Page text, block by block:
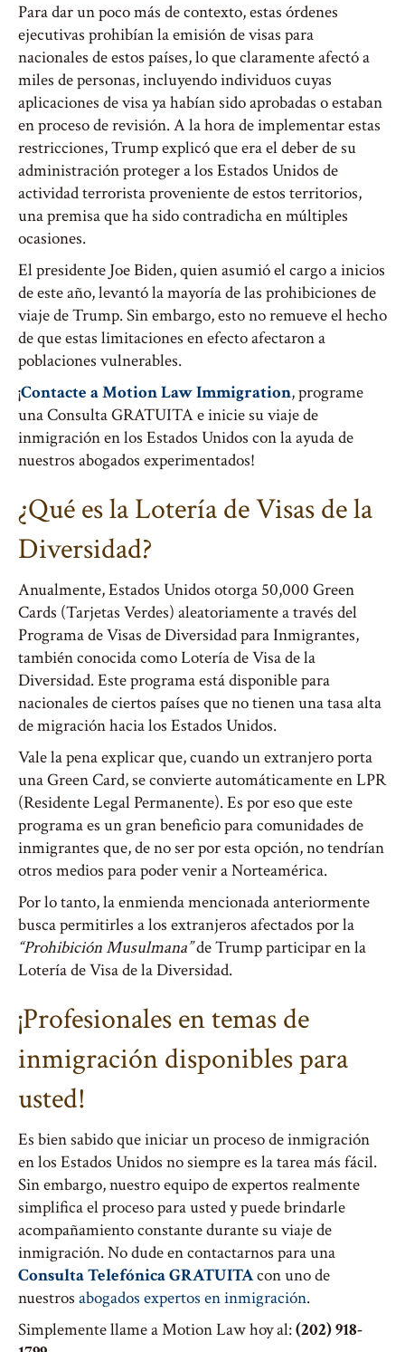
Para dar un poco más de contexto, estas órdenes
ejecutivas prohibían la emisión de visas para
nacionales de estos países, lo que claramente afectó a
miles de personas, incluyendo individuos cuyas
aplicaciones de visa ya habían sido aprobadas o estaban
en proceso de revisión. A la hora de implementar estas
restricciones, Trump explicó que era el deber de su
administración proteger a los Estados Unidos de
actividad terrorista proveniente de estos territorios,
una premisa que ha sido contradicha en múltiples
ocasiones.
El presidente Joe Biden, quien asumió el cargo a inicios
de este año, levantó la mayoría de las prohibiciones de
viaje de Trump. Sin embargo, esto no remueve el hecho
de que estas limitaciones en efecto afectaron a
poblaciones vulnerables.
¡Contacte a Motion Law Immigration, programe
una Consulta GRATUITA e inicie su viaje de
inmigración en los Estados Unidos con la ayuda de
nuestros abogados experimentados!
¿Qué es la Lotería de Visas de la
Diversidad?
Anualmente, Estados Unidos otorga 50,000 Green
Cards (Tarjetas Verdes) aleatoriamente a través del
Programa de Visas de Diversidad para Inmigrantes,
también conocida como Lotería de Visa de la
Diversidad. Este programa está disponible para
nacionales de ciertos países que no tienen una tasa alta
de migración hacia los Estados Unidos.
Vale la pena explicar que, cuando un extranjero porta
una Green Card, se convierte automáticamente en LPR
(Residente Legal Permanente). Es por eso que este
programa es un gran beneficio para comunidades de
inmigrantes que, de no ser por esta opción, no tendrían
otros medios para poder venir a Norteamérica.
Por lo tanto, la enmienda mencionada anteriormente
busca permitirles a los extranjeros afectados por la
“Prohibición Musulmana”de Trump participar en la
Lotería de Visa de la Diversidad.
¡Profesionales en temas de
inmigración disponibles para
usted!
Es bien sabido que iniciar un proceso de inmigración
en los Estados Unidos no siempre es la tarea más fácil.
Sin embargo, nuestro equipo de expertos realmente
simplifica el proceso para usted y puede brindarle
acompañamiento constante durante su viaje de
inmigración. No dude en contactarnos para una
Consulta Telefónica GRATUITAcon uno de
nuestros abogados expertos en inmigración.
Simplemente llame a Motion Law hoy al:(202) 918-